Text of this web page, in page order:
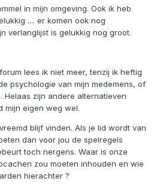
in mijn omgeving. Ook ik heb
.... er komen ook nog
verlanglijst is gelukkig nog groot.
lees ik niet meer, tenzij ik heftig
psychologie van mijn medemens, of
Helaas zijn andere alternatieven
mijn eigen weg wel.
blijf vinden. Als je lid wordt van
dan voor jou de spelregels
toch nergens. Waar is onze
zou moeten inhouden en wie
hierachter ?